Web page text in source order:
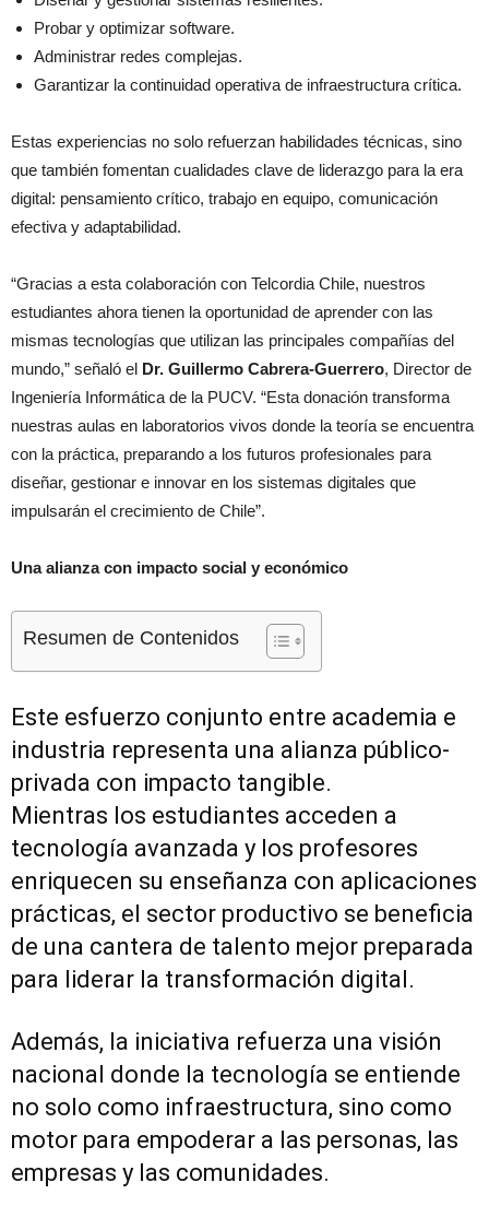
Probar y optimizar software.
Administrar redes complejas.
Garantizar la continuidad operativa de infraestructura crítica.
Estas experiencias no solo refuerzan habilidades técnicas, sino
que también fomentan cualidades clave de liderazgo para la era
digital: pensamiento crítico, trabajo en equipo, comunicación
efectiva y adaptabilidad.
“Gracias a esta colaboración con Telcordia Chile, nuestros
estudiantes ahora tienen la oportunidad de aprender con las
mismas tecnologías que utilizan las principales compañías del
mundo,” señaló el Dr. Guillermo Cabrera-Guerrero, Director de
Ingeniería Informática de la PUCV. “Esta donación transforma
nuestras aulas en laboratorios vivos donde la teoría se encuentra
con la práctica, preparando a los futuros profesionales para
diseñar, gestionar e innovar en los sistemas digitales que
impulsarán el crecimiento de Chile”.
Una alianza con impacto social y económico
Resumen de Contenidos
Este esfuerzo conjunto entre academia e
industria representa una alianza público-
privada con impacto tangible.
Mientras los estudiantes acceden a
tecnología avanzada y los profesores
enriquecen su enseñanza con aplicaciones
prácticas, el sector productivo se beneficia
de una cantera de talento mejor preparada
para liderar la transformación digital.
Además, la iniciativa refuerza una visión
nacional donde la tecnología se entiende
no solo como infraestructura, sino como
motor para empoderar a las personas, las
empresas y las comunidades.